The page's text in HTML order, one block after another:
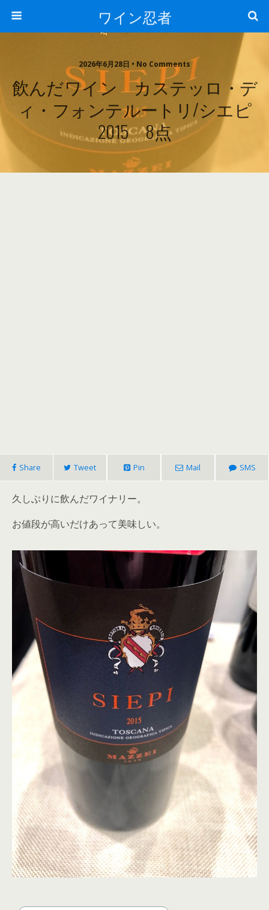
ワイン忍者
2026年6月28日 • No Comments
飲んだワイン カステッロ・デ
ィ・フォンテルートリ/シエピ
2015 8点
Share Tweet Pin Mail SMS
久しぶりに飲んだワイナリー。
お値段が高いだけあって美味しい。